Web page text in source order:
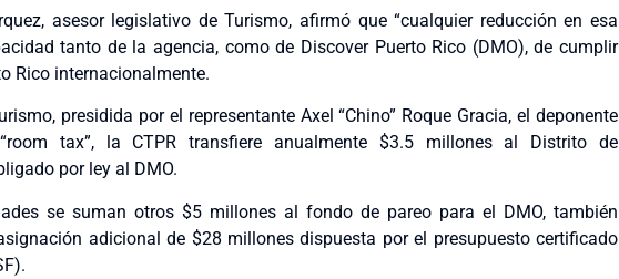
asesor legislativo de Turismo, afirmó que “cualquier reducción en esa
tanto de la agencia, como de Discover Puerto Rico (DMO), de cumplir
Rico internacionalmente.
presidida por el representante Axel “Chino” Roque Gracia, el deponente
tax”, la CTPR transfiere anualmente $3.5 millones al Distrito de
por ley al DMO.
se suman otros $5 millones al fondo de pareo para el DMO, también
adicional de $28 millones dispuesta por el presupuesto certificado